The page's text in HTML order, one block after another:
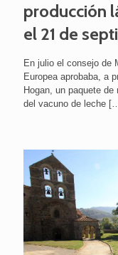
producción
el 21 de
En julio el consejo de
Europea aprobaba, a
Hogan, un paquete
del vacuno de leche